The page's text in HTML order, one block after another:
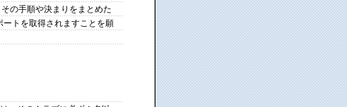
の手順や決まりをまとめた
ートを取得されますことを願